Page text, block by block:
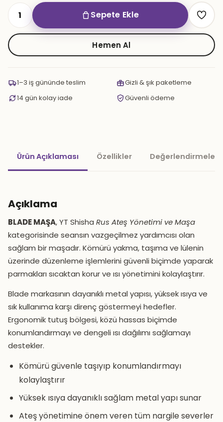
BLADE
MAŞA
adet
Sepete Ekle
Hemen Al
1–3 iş gününde teslim
Gizli & şık paketleme
14 gün kolay iade
Güvenli ödeme
Ürün Açıklaması Özellikler Değerlendirmeler
Açıklama
BLADE MAŞA, YT Shisha Rus Ateş Yönetimi ve Maşa
kategorisinde seansın vazgeçilmez yardımcısı olan
sağlam bir maşadır. Kömürü yakma, taşıma ve lülenin
üzerinde düzenleme işlemlerini güvenli biçimde yaparak
parmakları sıcaktan korur ve ısı yönetimini kolaylaştırır.
Blade markasının dayanıklı metal yapısı, yüksek ısıya ve
sık kullanıma karşı direnç göstermeyi hedefler.
Ergonomik tutuş bölgesi, közü hassas biçimde
konumlandırmayı ve dengeli ısı dağılımı sağlamayı
destekler.
Kömürü güvenle taşıyıp konumlandırmayı
kolaylaştırır
Yüksek ısıya dayanıklı sağlam metal yapı sunar
Ateş yönetimine önem veren tüm nargile severler